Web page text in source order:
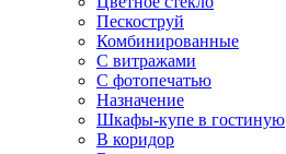
Пескоструй
Комбинированные
С витражами
С фотопечатью
Назначение
Шкафы-купе в гостиную
В коридор